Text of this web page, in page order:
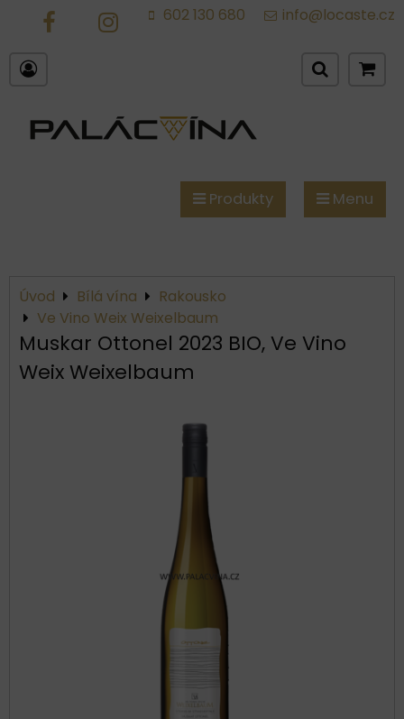
IG
602 130 680 info@locaste.cz
Produkty Menu
Úvod Bílá vína
Rakousko
Ve Vino Weix Weixelbaum
Muskar Ottonel 2023 BIO, Ve Vino
Weix Weixelbaum